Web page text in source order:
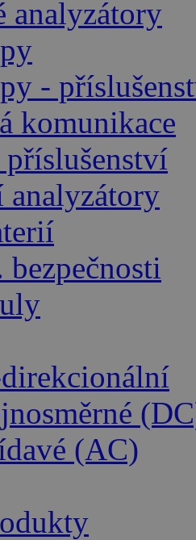
analyzátory
-
komunikace
analyzátory
bezpečnosti
(AC)